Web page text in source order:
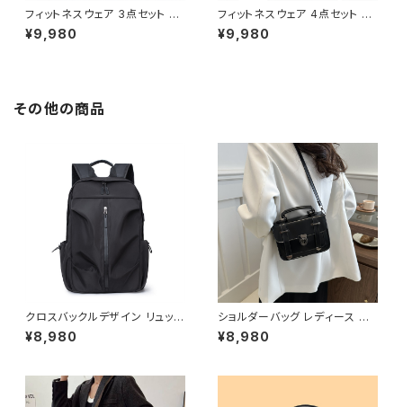
フィットネスウェア 3点セット レ
ディース 春夏 秋冬 春 夏 秋 冬
ジムウェア ダンスウェア セット
パンツ ヨガパンツ スパッツ ゆっ
ア スポーツウェア ランニングウ
ェア カジュアル OL 上品 大人
20代 30代 40代 50代 C-F00
¥9,980
フィットネスウェア 4点セット レ
ディース 春夏 秋冬 春 夏 秋 冬
ジムウェア ダンスウェア セット
トレーニングウェア スポーツウ
ェア ランニングウェア カジュア
ル OL 上品 大人 20代 30代 4
0代 50代 C-F0028
¥9,980
その他の商品
クロスバックルデザイン リュック
バックパック デイパック メンズ
レディース 男女兼用 大容量 軽
ブラック ブルー グレー ワンサイ
ズ K-B0261
¥8,980
ショルダーバッグ レディース ミ
ニバッグ 2WAYバッグ ハンドバ
ッグ 斜めがけバッグ レトロバッ
¥8,980